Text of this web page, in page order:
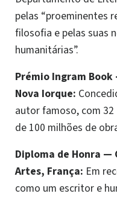
pelas “proeminentes
filosofia e pelas suas
humanitárias”.
Prémio Ingram Book
Nova Iorque:
autor famoso, com 32
de 100 milhões de
Diploma de Honra —
Artes, França: Em
como um escritor e